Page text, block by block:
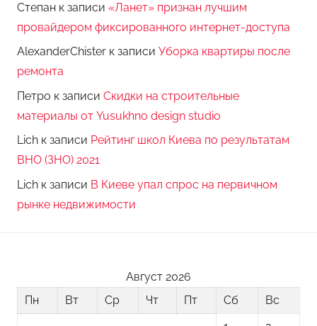
Степан к записи «Ланет» признан лучшим
провайдером фиксированного интернет-доступа
AlexanderChister к записи Уборка квартиры после
ремонта
Петро к записи Скидки на строительные
материалы от Yusukhno design studio
Lich к записи Рейтинг школ Киева по результатам
ВНО (ЗНО) 2021
Lich к записи В Киеве упал спрос на первичном
рынке недвижимости
Август 2026
Пн
Вт Ср Чт Пт Сб
Вс